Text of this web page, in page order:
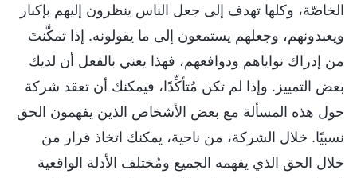
الخاصّة، وكلها تهدف إلى جعل الناس ينظرون إليهم بإكبار
ويعبدونهم، وجعلهم يستمعون إلى ما يقولونه. إذا تمكَّنتَ
من إدراك نواياهم ودوافعهم، فهذا يعني بالفعل أن لديك
بعض التمييز. وإذا لم تكن مُتأكِّدًا، فيمكنك أن تعقد شركة
حول هذه المسألة مع بعض الأشخاص الذين يفهمون الحق
نسبيًا. خلال الشركة، من ناحية، يمكنك اتخاذ قرار من
خلال الحق الذي يفهمه الجميع ومُختلف الأدلة الواقعية